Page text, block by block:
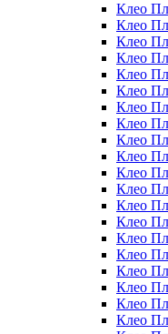
Клео
Клео
Клео
Клео
Клео
Клео
Клео
Клео
Клео
Клео
Клео
Клео
Клео
Клео
Клео
Клео
Клео
Клео
Клео
Клео